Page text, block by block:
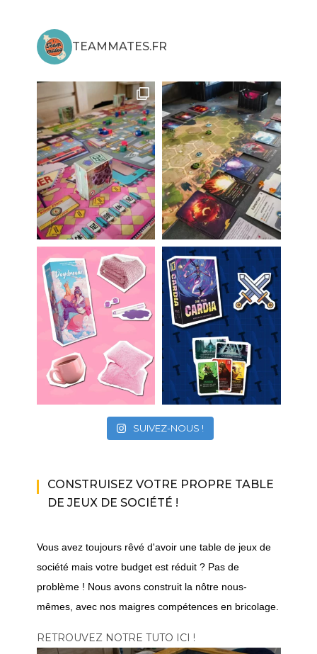
TEAMMATES.FR
SUIVEZ-NOUS !
CONSTRUISEZ VOTRE PROPRE TABLE
DE JEUX DE SOCIÉTÉ !
Vous avez toujours rêvé d'avoir une table de jeux de
société mais votre budget est réduit ? Pas de
problème ! Nous avons construit la nôtre nous-
mêmes, avec nos maigres compétences en bricolage.
RETROUVEZ NOTRE TUTO ICI !